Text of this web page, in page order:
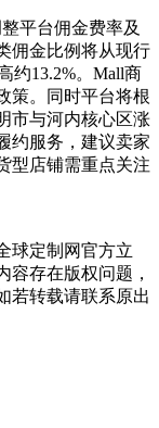
平台佣金费率及
佣金比例将从现行
约13.2%。Mall商
策。同时平台将根
市与河内核心区涨
约服务，建议卖家
型店铺需重点关注
球定制网官方立
容存在版权问题，
若转载请联系原出